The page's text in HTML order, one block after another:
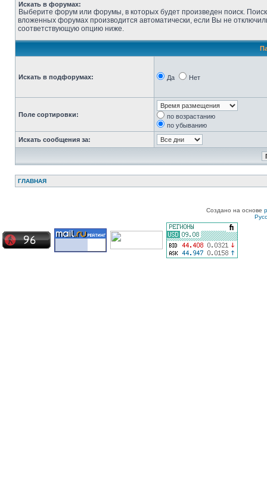
Искать в форумах:
Выберите форум или форумы, в которых будет произведен поиск.
вложенных форумах производится автоматически, если Вы не
соответствующую опцию ниже.
Искать в подфорумах: Да Нет
Поле сортировки:
по возрастанию
по убыванию
Искать сообщения за:
ГЛАВНАЯ
Создано на основе